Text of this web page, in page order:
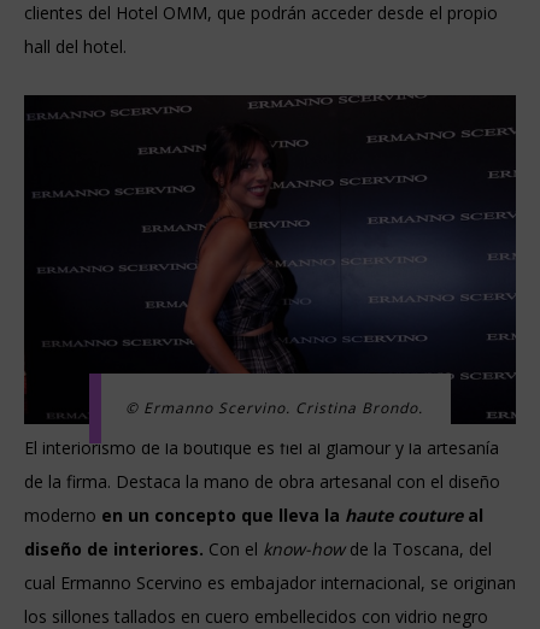
clientes del Hotel OMM, que podrán acceder desde el propio
hall del hotel.
© Ermanno Scervino. Cristina Brondo.
El interiorismo de la boutique es fiel al glamour y la artesanía
de la firma. Destaca la mano de obra artesanal con el diseño
moderno en un concepto que lleva la haute couture al
diseño de interiores. Con el know-howde la Toscana, del
cual Ermanno Scervino es embajador internacional, se originan
los sillones tallados en cuero embellecidos con vidrio negro